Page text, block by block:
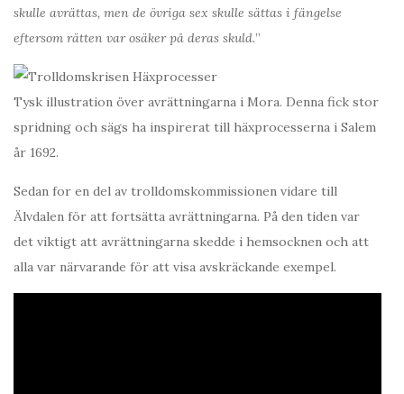
skulle avrättas, men de övriga sex skulle sättas i fängelse
eftersom rätten var osäker på deras skuld.”
Tysk illustration över avrättningarna i Mora. Denna fick stor
spridning och sägs ha inspirerat till häxprocesserna i Salem
år 1692.
Sedan for en del av trolldomskommissionen vidare till
Älvdalen för att fortsätta avrättningarna. På den tiden var
det viktigt att avrättningarna skedde i hemsocknen och att
alla var närvarande för att visa avskräckande exempel.